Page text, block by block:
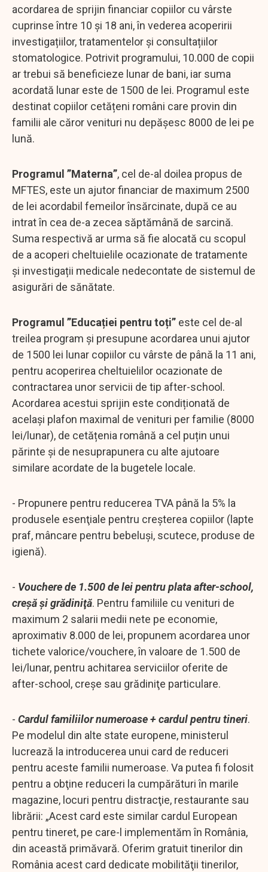
acordarea de sprijin financiar copiilor cu vârste
cuprinse între 10 și 18 ani, în vederea acoperirii
investigațiilor, tratamentelor și consultațiilor
stomatologice. Potrivit programului, 10.000 de copii
ar trebui să beneficieze lunar de bani, iar suma
acordată lunar este de 1500 de lei. Programul este
destinat copiilor cetățeni români care provin din
familii ale căror venituri nu depășesc 8000 de lei pe
lună.
Programul ”Materna”, cel de-al doilea propus de
MFTES, este un ajutor financiar de maximum 2500
de lei acordabil femeilor însărcinate, după ce au
intrat în cea de-a zecea săptămână de sarcină.
Suma respectivă ar urma să fie alocată cu scopul
de a acoperi cheltuielile ocazionate de tratamente
și investigații medicale nedecontate de sistemul de
asigurări de sănătate.
Programul ”Educației pentru toți” este cel de-al
treilea program și presupune acordarea unui ajutor
de 1500 lei lunar copiilor cu vârste de până la 11 ani,
pentru acoperirea cheltuielilor ocazionate de
contractarea unor servicii de tip after-school.
Acordarea acestui sprijin este condiționată de
același plafon maximal de venituri per familie (8000
lei/lunar), de cetățenia română a cel puțin unui
părinte și de nesuprapunera cu alte ajutoare
similare acordate de la bugetele locale.
- Propunere pentru reducerea TVA până la 5% la
produsele esenţiale pentru creşterea copiilor (lapte
praf, mâncare pentru bebeluşi, scutece, produse de
igienă).
- Vouchere de 1.500 de lei pentru plata after-school,
creşă şi grădiniţă. Pentru familiile cu venituri de
maximum 2 salarii medii nete pe economie,
aproximativ 8.000 de lei, propunem acordarea unor
tichete valorice/vouchere, în valoare de 1.500 de
lei/lunar, pentru achitarea serviciilor oferite de
after-school, creşe sau grădiniţe particulare.
- Cardul familiilor numeroase + cardul pentru tineri.
Pe modelul din alte state europene, ministerul
lucrează la introducerea unui card de reduceri
pentru aceste familii numeroase. Va putea fi folosit
pentru a obţine reduceri la cumpărături în marile
magazine, locuri pentru distracţie, restaurante sau
librării: „Acest card este similar cardul European
pentru tineret, pe care-l implementăm în România,
din această primăvară. Oferim gratuit tinerilor din
România acest card dedicate mobilităţii tinerilor,